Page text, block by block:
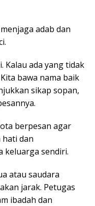
adab dan
Kalau ada yang tidak
bawa nama baik
sikap sopan,
berpesan agar
dan
keluarga sendiri.
atau saudara
jarak. Petugas
ibadah dan